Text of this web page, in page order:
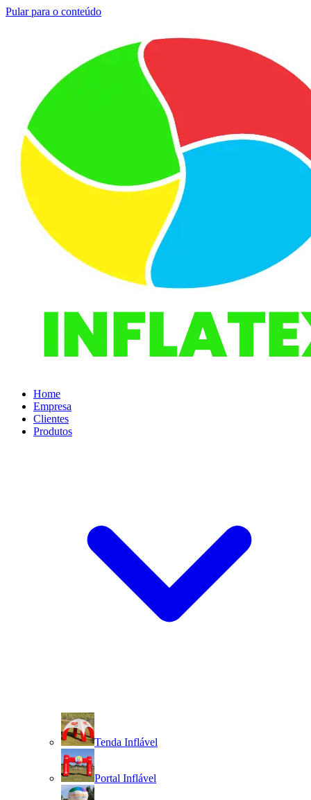
Pular para o conteúdo
Home
Empresa
Clientes
Produtos
Tenda Inflável
Portal Inflável